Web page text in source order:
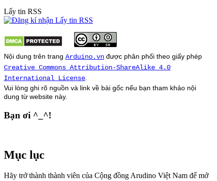
Lấy tin RSS
Nội dung trên trang Arduino.vn được phân phối theo giấy phép
Creative Commons Attribution-ShareAlike 4.0
International License.
Vui lòng ghi rõ nguồn và link về bài gốc nếu bạn tham khảo nội
dung từ website này.
Bạn ơi ^_^!
Mục lục
Hãy trở thành thành viên của Cộng đồng Arudino Việt Nam để mở